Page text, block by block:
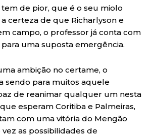
de pior, que é o seu miolo
certeza de que Richarlyson e
campo, o professor já conta com
uma suposta emergência.
ambição no certame, o
sendo para muitos aquele
de reanimar qualquer um nesta
esperam Coritiba e Palmeiras,
com uma vitória do Mengão
as possibilidades de